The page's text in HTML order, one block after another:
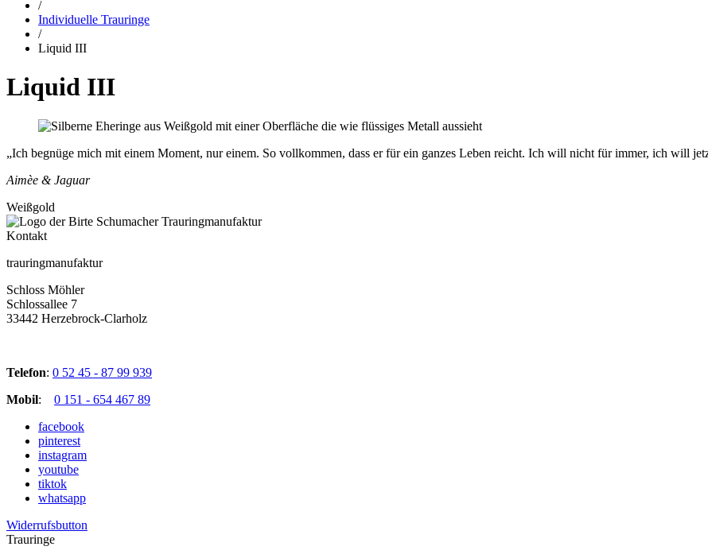
/
Individuelle Trauringe
/
Liquid III
Liquid III
„Ich begnüge mich mit einem Moment, nur einem. So vollkommen, dass er für ein ganzes Leben reicht. Ich will nicht für immer, ich will
Aimèe & Jaguar
Weißgold
Kontakt
trauringmanufaktur
Schloss Möhler
Schlossallee 7
33442 Herzebrock-Clarholz
Telefon: 0 52 45 - 87 99 939
Mobil: 0 151 - 654 467 89
facebook
pinterest
instagram
youtube
tiktok
whatsapp
Widerrufsbutton
Trauringe